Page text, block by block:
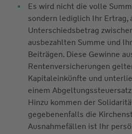
Es wird nicht die volle
sondern lediglich Ihr Ertrag,
Unterschiedsbetrag
ausbezahlten Summe und
Beiträgen. Diese Gewinne
Rentenversicherungen
Kapitaleinkünfte und
einem
Hinzu kommen der
gegebenenfalls die
Ausnahmefällen ist Ihr